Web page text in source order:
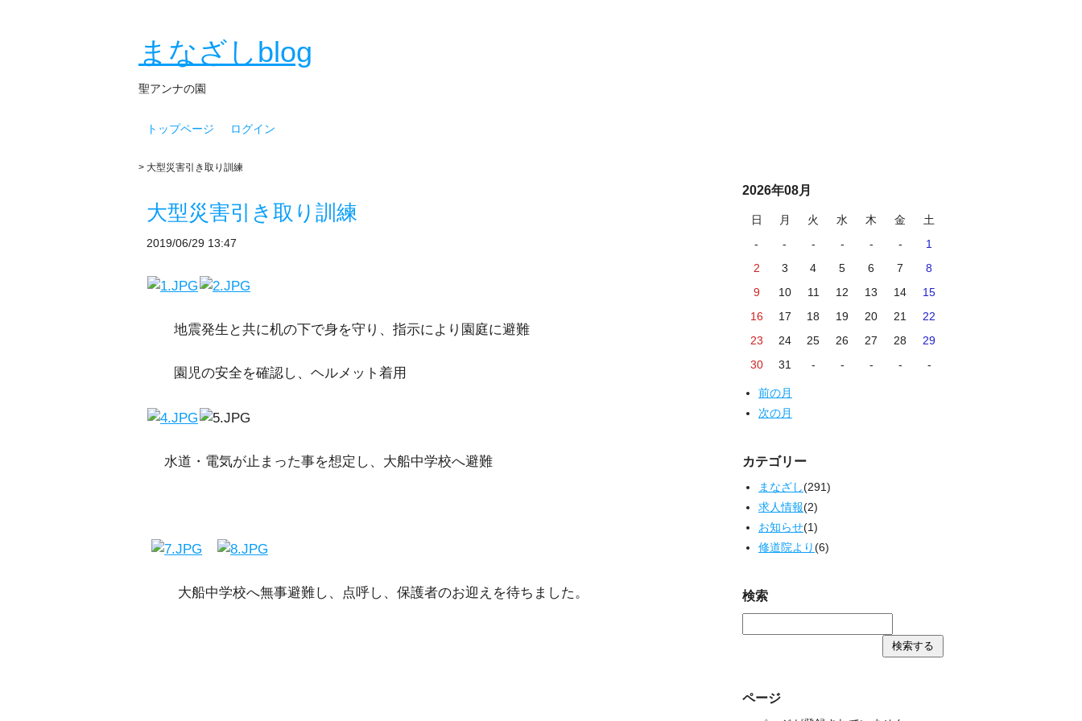
まなざしblog
聖アンナの園
トップページ ログイン
> 大型災害引き取り訓練
大型災害引き取り訓練
2019/06/29 13:47
地震発生と共に机の下で身を守り、指示により園庭に避難
園児の安全を確認し、ヘルメット着用
水道・電気が止まった事を想定し、大船中学校へ避難
大船中学校へ無事避難し、点呼し、保護者のお迎えを待ちました。
2026年08月
日 月 火 水 木 金
土
-
- - - - -
1
2
3 4 5 6 7
8
9
10 11 12 13 14
15
16
17 18 19 20 21
22
23
24 25 26 27 28
29
30
31 - - - - -
前の月
次の月
カテゴリー
まなざし(291)
求人情報(2)
お知らせ(1)
修道院より(6)
検索
ページ